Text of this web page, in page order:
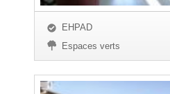
EHPAD
Espaces verts